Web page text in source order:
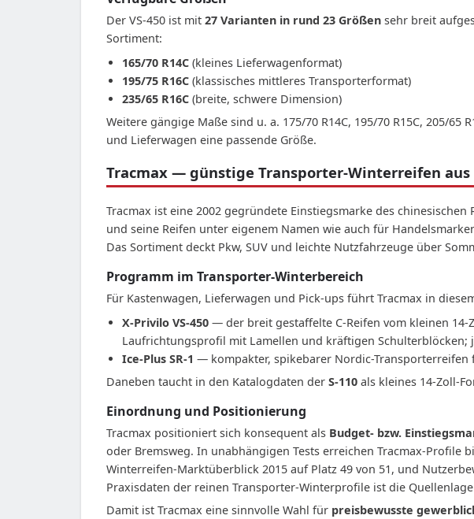
Der VS-450 ist mit 27 Varianten in rund 23 Größen sehr breit
Sortiment:
165/70 R14C (kleines Lieferwagenformat)
195/75 R16C (klassisches mittleres Transporterformat)
235/65 R16C (breite, schwere Dimension)
Weitere gängige Maße sind u. a. 175/70 R14C, 195/70 R15C, 205/
und Lieferwagen eine passende Größe.
Tracmax — günstige Transporter-Winterreifen
Tracmax ist eine 2002 gegründete Einstiegsmarke des
und seine Reifen unter eigenem Namen wie auch für
Das Sortiment deckt Pkw, SUV und leichte Nutzfahrzeuge über
Programm im Transporter-Winterbereich
Für Kastenwagen, Lieferwagen und Pick-ups führt Tracmax in
X-Privilo VS-450 — der breit gestaffelte C-Reifen vom kleinen 14-
Laufrichtungsprofil mit Lamellen und kräftigen Schulterblöcken;
Ice-Plus SR-1 — kompakter, spikebarer Nordic-
Daneben taucht in den Katalogdaten der S-110 als kleines 14-Zoll-
Einordnung und Positionierung
Tracmax positioniert sich konsequent als Budget- bzw.
oder Bremsweg. In unabhängigen Tests erreichen Tracmax-
Winterreifen-Marktüberblick 2015 auf Platz 49 von 51, und
Praxisdaten der reinen Transporter-Winterprofile ist die
Damit ist Tracmax eine sinnvolle Wahl für preisbewusste